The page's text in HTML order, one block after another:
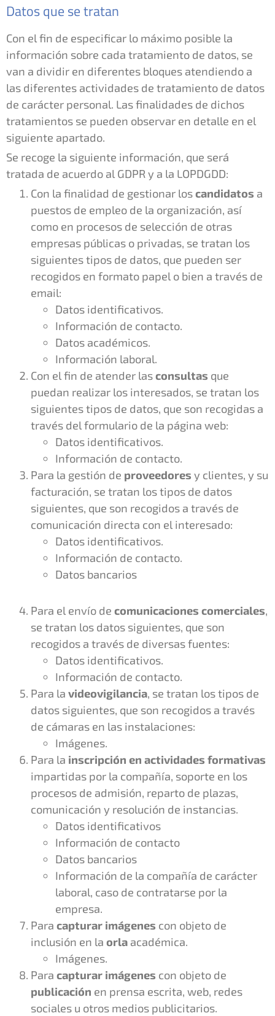
Datos que se tratan
Con el fin de especificar lo máximo posible la
información sobre cada tratamiento de datos, se
van a dividir en diferentes bloques atendiendo a
las diferentes actividades de tratamiento de datos
de carácter personal. Las finalidades de dichos
tratamientos se pueden observar en detalle en el
siguiente apartado.
Se recoge la siguiente información, que será
tratada de acuerdo al GDPR y a la LOPDGDD:
Con la finalidad de gestionar loscandidatos a
puestos de empleo de la organización, así
como en procesos de selección de otras
empresas públicas o privadas, se tratan los
siguientes tipos de datos, que pueden ser
recogidos en formato papel o bien a través de
email:
Datos identificativos.
Información de contacto.
Datos académicos.
Información laboral.
Con el fin de atender lasconsultas que
puedan realizar los interesados, se tratan los
siguientes tipos de datos, que son recogidas a
través del formulario de la página web:
Datos identificativos.
Información de contacto.
Para la gestión de proveedores y clientes, y su
facturación, se tratan los tipos de datos
siguientes, que son recogidos a través de
comunicación directa con el interesado:
Datos identificativos.
Información de contacto.
Datos bancarios
Para el envío de comunicaciones comerciales,
se tratan los datos siguientes, que son
recogidos a través de diversas fuentes:
Datos identificativos.
Información de contacto.
Para la videovigilancia, se tratan los tipos de
datos siguientes, que son recogidos a través
de cámaras en las instalaciones:
Imágenes.
Para la inscripción en actividades formativas
impartidas por la compañía, soporte en los
procesos de admisión, reparto de plazas,
comunicación y resolución de instancias.
Datos identificativos
Información de contacto
Datos bancarios
Información de la compañía de carácter
laboral, caso de contratarse por la
empresa.
Para capturar imágenes con objeto de
inclusión en la orla académica.
Imágenes.
Para capturar imágenes con objeto de
publicación en prensa escrita, web, redes
sociales u otros medios publicitarios.